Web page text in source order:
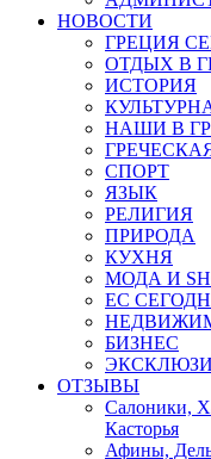
НОВОСТИ
ГРЕЦИЯ
ОТДЫХ В
ИСТОРИЯ
НАШИ В
СПОРТ
ЯЗЫК
РЕЛИГИЯ
ПРИРОДА
КУХНЯ
МОДА И
ЕС
БИЗНЕС
ОТЗЫВЫ
Салоники,
Касторья
Афины,